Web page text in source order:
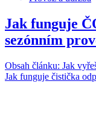
Jak funguje
sezónním
Obsah článku: Jak
Jak funguje čistička